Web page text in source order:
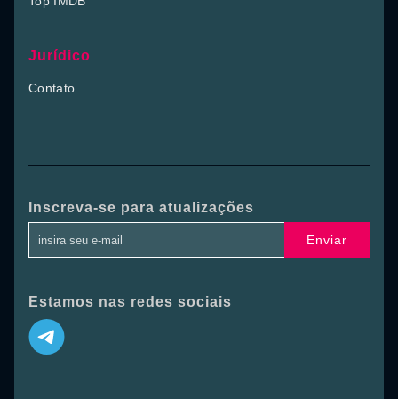
Jurídico
Contato
Inscreva-se para atualizações
Enviar
Estamos nas redes sociais